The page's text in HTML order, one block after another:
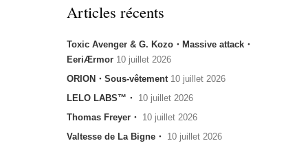
Articles récents
Toxic Avenger & G. Kozo・Massive attack・
EeriÆrmor 10 juillet 2026
ORION・Sous-vêtement 10 juillet 2026
LELO LABS™・ 10 juillet 2026
Thomas Freyer・ 10 juillet 2026
Valtesse de La Bigne・ 10 juillet 2026